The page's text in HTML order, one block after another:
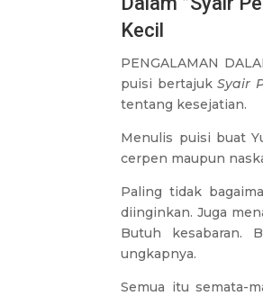
Kecil
PENGALAMAN
puisi bertajukSyair
tentang kesejatian.
Menulis puisi buat
cerpen maupun
Paling tidak
diinginkan. Juga
Butuh kesabaran.
ungkapnya.
Semua itu semata-